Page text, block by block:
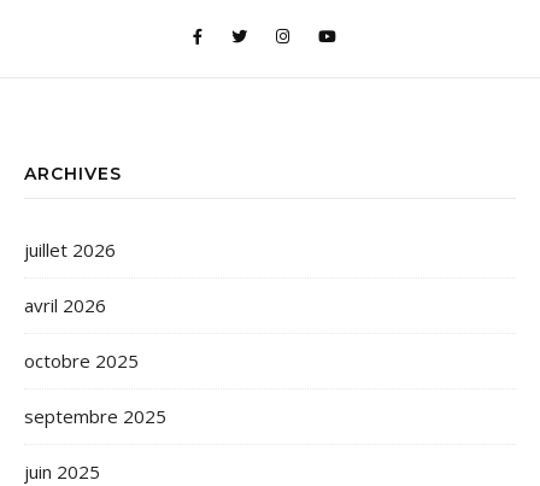
ARCHIVES
juillet 2026
avril 2026
octobre 2025
septembre 2025
juin 2025